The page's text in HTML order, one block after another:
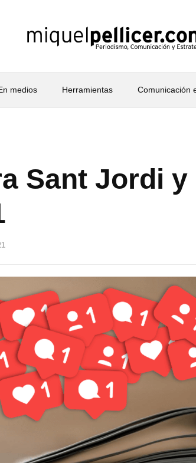
medios Herramientas Comunicación
Sant Jordi y